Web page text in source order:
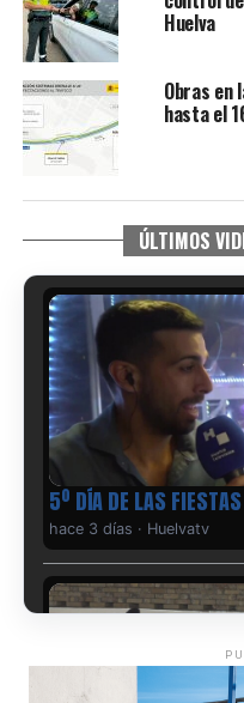
Huelva
Obras en
hasta el
ÚLTIMOS
5º DÍA DE LAS
hace 3 días · Huelvatv